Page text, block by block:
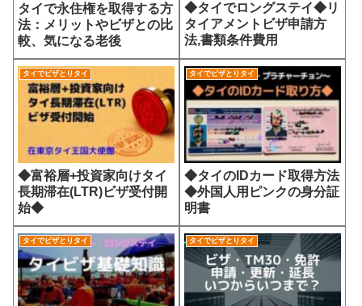
タイで永住権を取得する方
法：メリットやビザとの比
較、気になる老後
◆タイでロングステイ◆リ
タイアメントビザ申請方
法,書類条件費用
タイでビザとりタイ
◆富裕層+投資家向けタイ
長期滞在(LTR)ビザ受付開
始◆
タイでビザとりタイ
◆タイのIDカード取得方法
◆外国人用ピンクの身分証
明書
タイでビザとりタイ タイでビザとりタイ